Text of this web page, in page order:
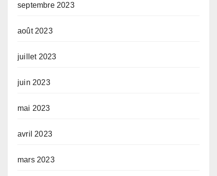
septembre 2023
août 2023
juillet 2023
juin 2023
mai 2023
avril 2023
mars 2023